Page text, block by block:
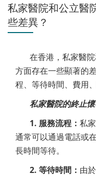
私家醫院和公立醫
些差異？
在香港，私家醫
方面存在一些顯著的
程、等待時間、費用
私家醫院的終止
1. 服務流程： 私
通常可以通過電話或
長時間等待。
2. 等待時間： 由